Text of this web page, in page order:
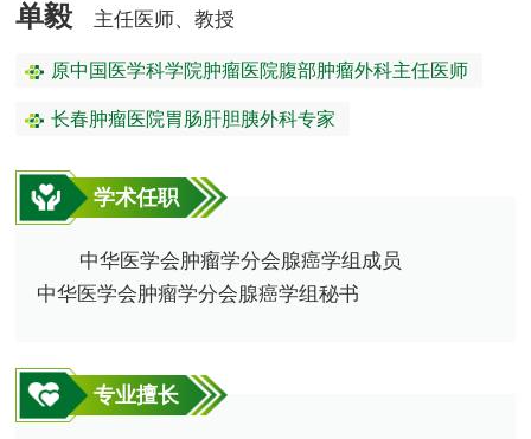
单毅 主任医师、教授
原中国医学科学院肿瘤医院腹部肿瘤外科主任医师
长春肿瘤医院胃肠肝胆胰外科专家
学术任职
中华医学会肿瘤学分会腺癌学组成员
中华医学会肿瘤学分会腺癌学组秘书
专业擅长